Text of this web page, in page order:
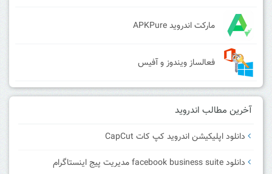
مارکت اندروید APKPure
فعالساز ویندوز و آفیس
آخرین مطالب اندروید
دانلود اپلیکیشن اندروید کپ کات CapCut
دانلود facebook business suite مدیریت پیج اینستاگرام